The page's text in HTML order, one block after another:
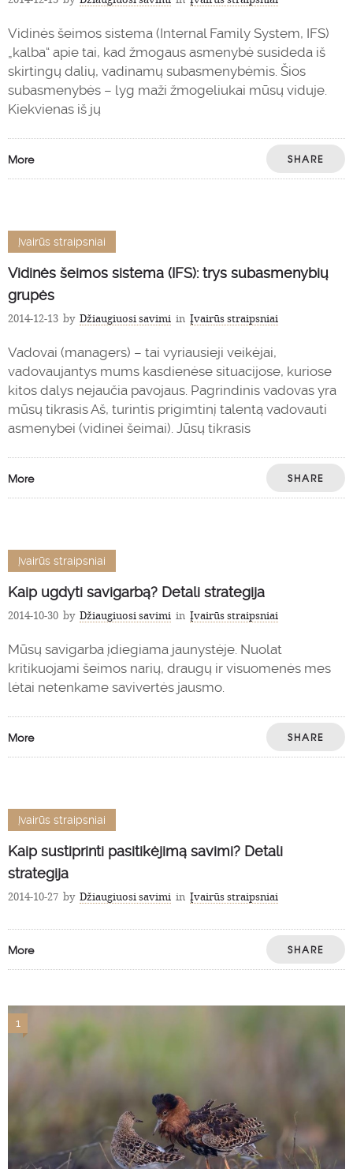
Vidinės šeimos sistema (Internal Family System, IFS)
„kalba“ apie tai, kad žmogaus asmenybė susideda iš
skirtingų dalių, vadinamų subasmenybėmis. Šios
subasmenybės – lyg maži žmogeliukai mūsų viduje.
Kiekvienas iš jų
More SHARE
Įvairūs straipsniai
Vidinės šeimos sistema (IFS): trys subasmenybių
grupės
2014-12-13 by Džiaugiuosi savimi in Įvairūs straipsniai
Vadovai (managers) – tai vyriausieji veikėjai,
vadovaujantys mums kasdienėse situacijose, kuriose
kitos dalys nejaučia pavojaus. Pagrindinis vadovas yra
mūsų tikrasis Aš, turintis prigimtinį talentą vadovauti
asmenybei (vidinei šeimai). Jūsų tikrasis
More SHARE
Įvairūs straipsniai
Kaip ugdyti savigarbą? Detali strategija
2014-10-30 by Džiaugiuosi savimi in Įvairūs straipsniai
Mūsų savigarba įdiegiama jaunystėje. Nuolat
kritikuojami šeimos narių, draugų ir visuomenės mes
lėtai netenkame savivertės jausmo.
More SHARE
Įvairūs straipsniai
Kaip sustiprinti pasitikėjimą savimi? Detali
strategija
2014-10-27 by Džiaugiuosi savimi in Įvairūs straipsniai
More SHARE
1